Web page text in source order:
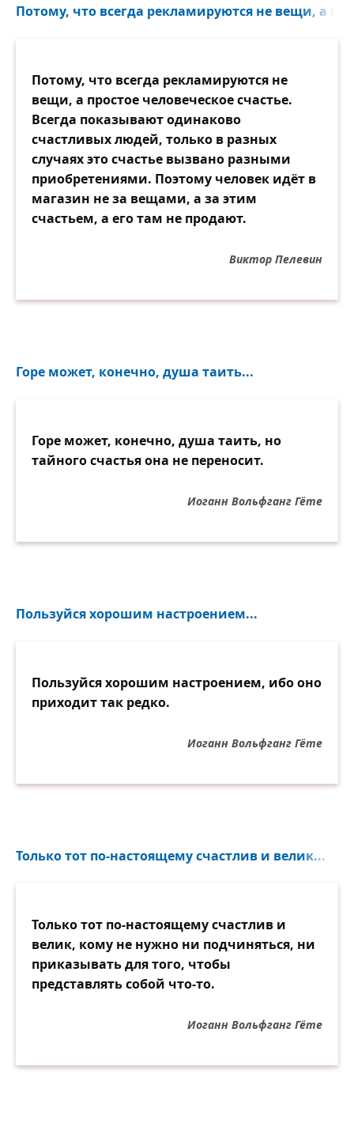
Потому, что всегда рекламируются не вещи, а
Потому, что всегда рекламируются не
вещи, а простое человеческое счастье.
Всегда показывают одинаково
счастливых людей, только в разных
случаях это счастье вызвано разными
приобретениями. Поэтому человек идёт в
магазин не за вещами, а за этим
счастьем, а его там не продают.
Виктор Пелевин
Горе может, конечно, душа таить...
Горе может, конечно, душа таить, но
тайного счастья она не переносит.
Иоганн Вольфганг Гёте
Пользуйся хорошим настроением...
Пользуйся хорошим настроением, ибо оно
приходит так редко.
Иоганн Вольфганг Гёте
Только тот по-настоящему счастлив и велик...
Только тот по-настоящему счастлив и
велик, кому не нужно ни подчиняться, ни
приказывать для того, чтобы
представлять собой что-то.
Иоганн Вольфганг Гёте